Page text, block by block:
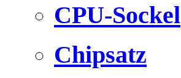
CPU-Sockel
Chipsatz